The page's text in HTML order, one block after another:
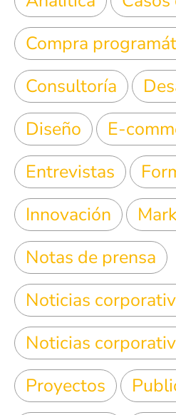
Compra
Consultoría
Diseño
E-
Entrevistas
Innovación
Notas de prensa
Noticias
Noticias
Proyectos